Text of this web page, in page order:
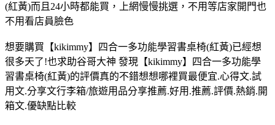
(紅黃)而且24小時都能買，上網慢慢挑選，不用等店家開門也
不用看店員臉色
想要購買【kikimmy】四合一多功能學習書桌椅(紅黃)已經想
很多天了!也求助谷哥大神 發現【kikimmy】四合一多功能學
習書桌椅(紅黃)的評價真的不錯想想哪裡買最便宜.心得文.試
用文.分享文行李箱/旅遊用品分享推薦.好用.推薦.評價.熱銷.開
箱文.優缺點比較